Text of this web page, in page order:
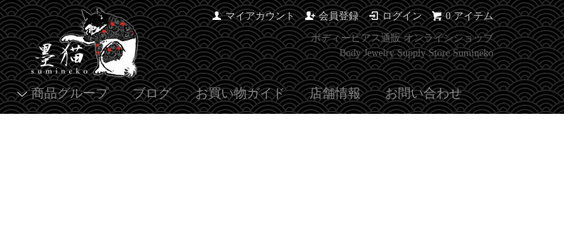
マイアカウント 会員登録 ログイン 0 アイテム
ボディーピアス通販 オンラインショップ
Body Jewelry Supply Store Sumineko
商品グループ ブログ お買い物ガイド 店舗情報 お問い合わせ